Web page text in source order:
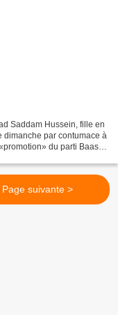
Saddam Hussein, fille en
dimanche par contumace à
du parti Baas,
Page suivante >